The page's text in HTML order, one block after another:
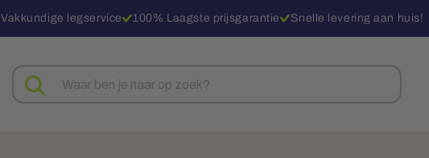
Vakkundige legservice 100% Laagste prijsgarantie Snelle levering aan huis!
Zoeken
naar